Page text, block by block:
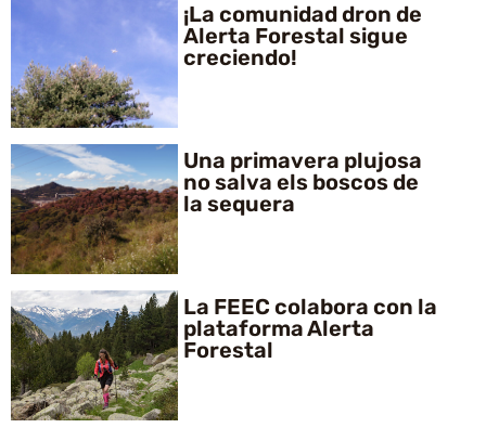
¡La comunidad dron de
Alerta Forestal sigue
creciendo!
Una primavera plujosa
no salva els boscos de
la sequera
La FEEC colabora con la
plataforma Alerta
Forestal